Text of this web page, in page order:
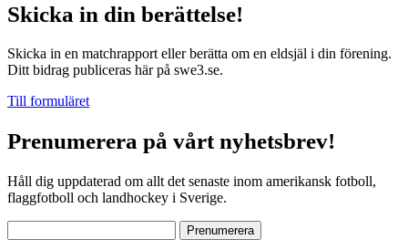
Skicka in din berättelse!
Skicka in en matchrapport eller berätta om en eldsjäl i din förening.
Ditt bidrag publiceras här på swe3.se.
Till formuläret
Prenumerera på vårt nyhetsbrev!
Håll dig uppdaterad om allt det senaste inom amerikansk fotboll,
flaggfotboll och landhockey i Sverige.